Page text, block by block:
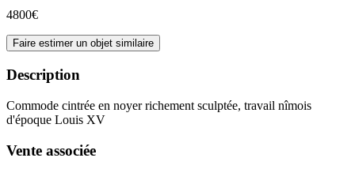
4800€
Faire estimer un objet similaire
Description
Commode cintrée en noyer richement sculptée, travail nîmois
d'époque Louis XV
Vente associée